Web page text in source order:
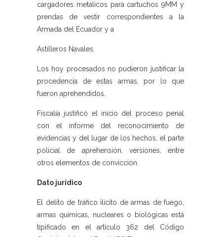
cargadores metálicos para cartuchos 9MM y
prendas de vestir correspondientes a la
Armada del Ecuador y a
Astilleros Navales.
Los hoy procesados no pudieron justificar la
procedencia de estas armas, por lo que
fueron aprehendidos.
Fiscalía justificó el inicio del proceso penal
con el informe del reconocimiento de
evidencias y del lugar de los hechos, el parte
policial de aprehensión, versiones, entre
otros elementos de convicción.
Dato jurídico
El delito de tráfico ilícito de armas de fuego,
armas químicas, nucleares o biológicas está
tipificado en el artículo 362 del Código